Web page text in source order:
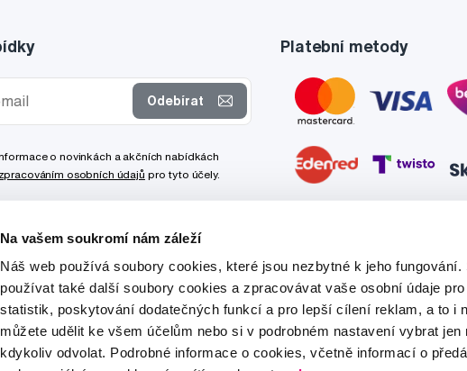
Na vašem soukromí nám záleží
Náš web používá soubory cookies, které jsou nezbytné k jeho
používat také další soubory cookies a zpracovávat vaše osobní údaje
statistik, poskytování dodatečných funkcí a pro lepší cílení reklam, a to i
můžete udělit ke všem účelům nebo si v podrobném nastavení vybrat jen
kdykoliv odvolat. Podrobné informace o cookies, včetně informací o
Odebírat
o novinkách a akčních nabídkách
zpracováním osobních údajů pro tyto účely.
Platební metody